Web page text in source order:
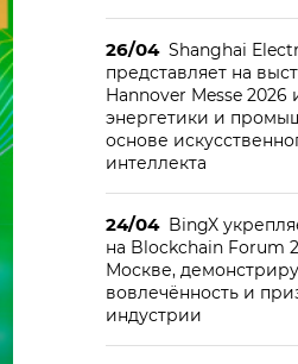
26/04 Shanghai
представляет на
Hannover Messe
энергетики и
основе
интеллекта
24/04 BingX
на Blockchain Forum
Москве,
вовлечённость и
индустрии